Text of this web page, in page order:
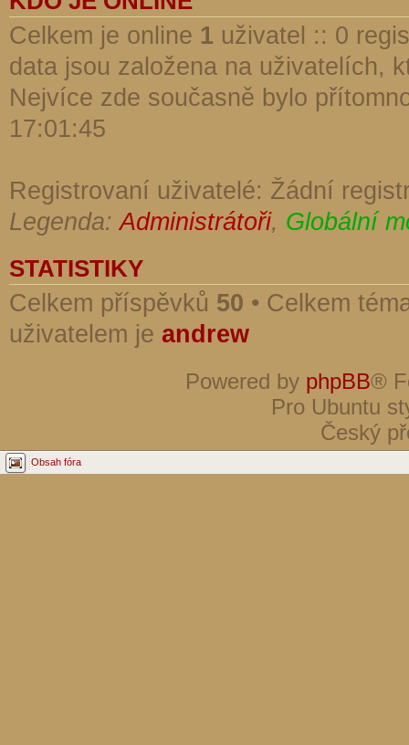
Celkem je online 1 uživatel :: 0
data jsou založena na uživatelích,
Nejvíce zde současně bylo
17:01:45
Registrovaní uživatelé: Žádní
Legenda:Administrátoři, Globální
STATISTIKY
Celkem příspěvků 50 • Celkem
uživatelem je andrew
Powered by phpBB®
Pro Ubuntu
Český
Obsah fóra